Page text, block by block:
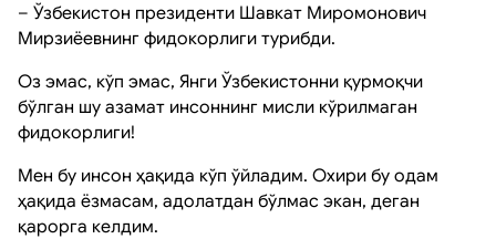
– Ўзбекистон президенти Шавкат Миромонович
Мирзиёевнинг фидокорлиги турибди.
Оз эмас, кўп эмас, Янги Ўзбекистонни қурмоқчи
бўлган шу азамат инсоннинг мисли кўрилмаган
фидокорлиги!
Мен бу инсон ҳақида кўп ўйладим. Охири бу одам
ҳақида ёзмасам, адолатдан бўлмас экан, деган
қарорга келдим.